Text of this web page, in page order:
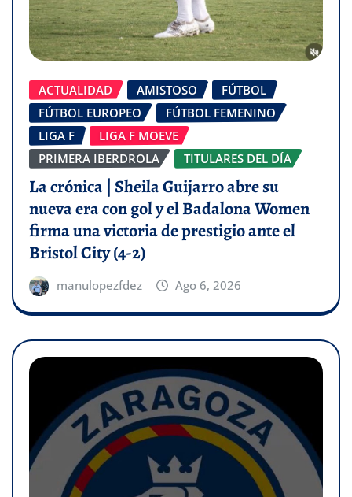
ACTUALIDAD AMISTOSO
FÚTBOL
FÚTBOL EUROPEO
FÚTBOL FEMENINO
LIGA F
LIGA F MOEVE
PRIMERA IBERDROLA
TITULARES DEL DÍA
La crónica | Sheila Guijarro abre su
nueva era con gol y el Badalona Women
firma una victoria de prestigio ante el
Bristol City (4-2)
manulopezfdez Ago 6, 2026